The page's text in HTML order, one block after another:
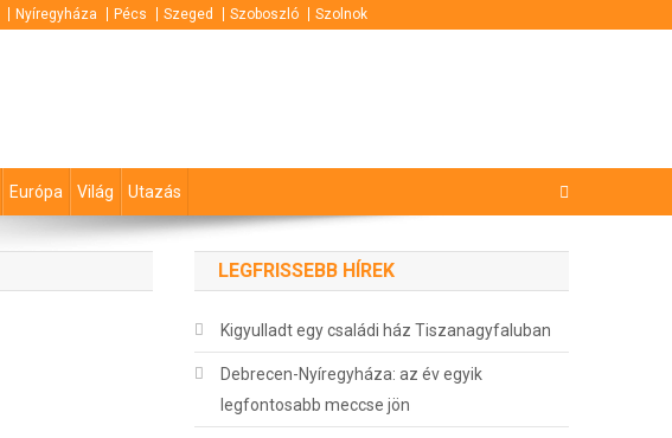
Nyíregyháza Pécs Szeged Szoboszló Szolnok
Európa Világ Utazás
LEGFRISSEBB HÍREK
Kigyulladt egy családi ház Tiszanagyfaluban
Debrecen-Nyíregyháza: az év egyik
legfontosabb meccse jön